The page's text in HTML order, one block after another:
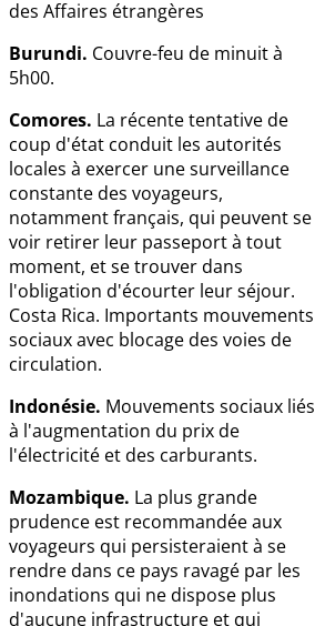
des Affaires étrangères
Burundi. Couvre-feu de minuit à
5h00.
Comores. La récente tentative de
coup d'état conduit les autorités
locales à exercer une surveillance
constante des voyageurs,
notamment français, qui peuvent se
voir retirer leur passeport à tout
moment, et se trouver dans
l'obligation d'écourter leur séjour.
Costa Rica. Importants mouvements
sociaux avec blocage des voies de
circulation.
Indonésie. Mouvements sociaux liés
à l'augmentation du prix de
l'électricité et des carburants.
Mozambique. La plus grande
prudence est recommandée aux
voyageurs qui persisteraient à se
rendre dans ce pays ravagé par les
inondations qui ne dispose plus
d'aucune infrastructure et qui